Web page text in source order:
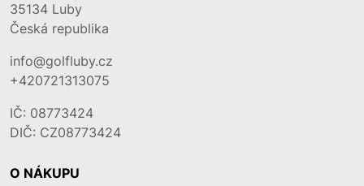
35134 Luby
Česká republika
info@golfluby.cz
+420721313075
IČ: 08773424
DIČ: CZ08773424
O NÁKUPU